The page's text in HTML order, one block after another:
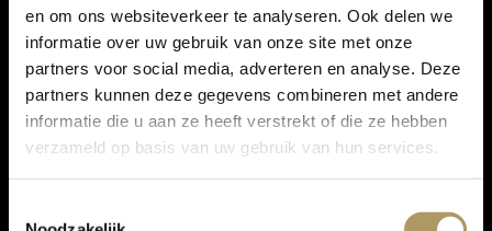
en om ons websiteverkeer te analyseren. Ook delen we
informatie over uw gebruik van onze site met onze
partners voor social media, adverteren en analyse. Deze
partners kunnen deze gegevens combineren met andere
informatie die u aan ze heeft verstrekt of die ze hebben
verzameld op basis van uw gebruik van hun services.